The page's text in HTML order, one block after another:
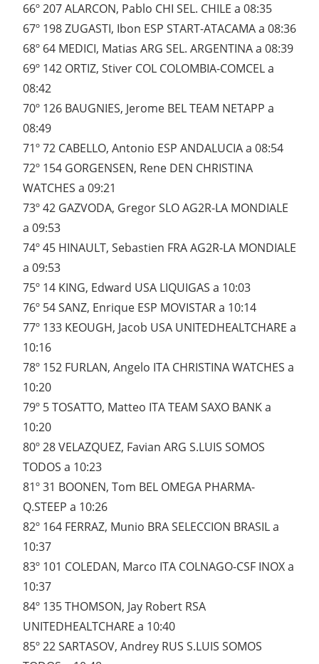
66º 207 ALARCON, Pablo CHI SEL. CHILE a 08:35
67º 198 ZUGASTI, Ibon ESP START-ATACAMA a 08:36
68º 64 MEDICI, Matias ARG SEL. ARGENTINA a 08:39
69º 142 ORTIZ, Stiver COL COLOMBIA-COMCEL a
08:42
70º 126 BAUGNIES, Jerome BEL TEAM NETAPP a
08:49
71º 72 CABELLO, Antonio ESP ANDALUCIA a 08:54
72º 154 GORGENSEN, Rene DEN CHRISTINA
WATCHES a 09:21
73º 42 GAZVODA, Gregor SLO AG2R-LA MONDIALE
a 09:53
74º 45 HINAULT, Sebastien FRA AG2R-LA MONDIALE
a 09:53
75º 14 KING, Edward USA LIQUIGAS a 10:03
76º 54 SANZ, Enrique ESP MOVISTAR a 10:14
77º 133 KEOUGH, Jacob USA UNITEDHEALTCHARE a
10:16
78º 152 FURLAN, Angelo ITA CHRISTINA WATCHES a
10:20
79º 5 TOSATTO, Matteo ITA TEAM SAXO BANK a
10:20
80º 28 VELAZQUEZ, Favian ARG S.LUIS SOMOS
TODOS a 10:23
81º 31 BOONEN, Tom BEL OMEGA PHARMA-
Q.STEEP a 10:26
82º 164 FERRAZ, Munio BRA SELECCION BRASIL a
10:37
83º 101 COLEDAN, Marco ITA COLNAGO-CSF INOX a
10:37
84º 135 THOMSON, Jay Robert RSA
UNITEDHEALTCHARE a 10:40
85º 22 SARTASOV, Andrey RUS S.LUIS SOMOS